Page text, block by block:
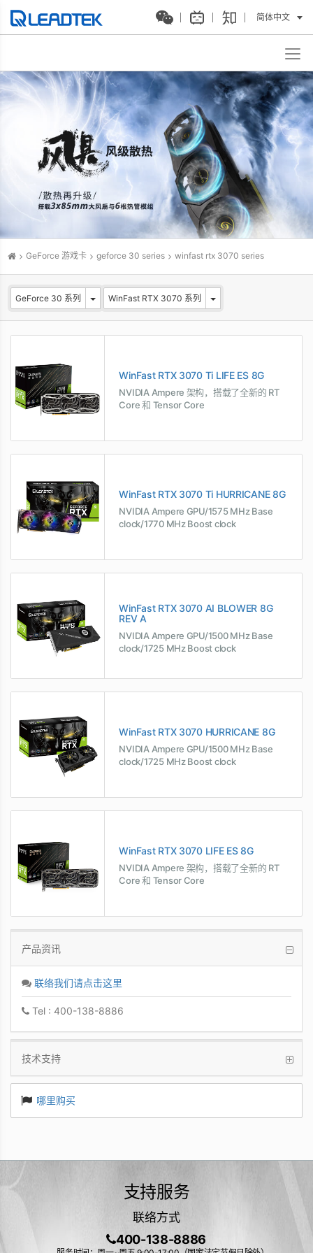
简体中文
GeForce 游戏卡 geforce 30 series winfast rtx 3070 series
GeForce 30 系列 WinFast RTX 3070 系列
WinFast RTX 3070 Ti LIFE ES 8G
NVIDIA Ampere 架构，搭载了全新的 RT
Core 和 Tensor Core
WinFast RTX 3070 Ti HURRICANE 8G
NVIDIA Ampere GPU/1575 MHz Base
clock/1770 MHz Boost clock
WinFast RTX 3070 AI BLOWER 8G
REV A
NVIDIA Ampere GPU/1500 MHz Base
clock/1725 MHz Boost clock
WinFast RTX 3070 HURRICANE 8G
NVIDIA Ampere GPU/1500 MHz Base
clock/1725 MHz Boost clock
WinFast RTX 3070 LIFE ES 8G
NVIDIA Ampere 架构，搭载了全新的 RT
Core 和 Tensor Core
产品资讯
联络我们请点击这里
Tel : 400-138-8886
技术支持
哪里购买
支持服务
联络方式
400-138-8886